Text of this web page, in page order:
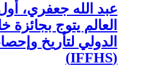
عبد الله جعفري،
العالم يتوج بجائزة
الدولي لتأريخ
(IFFHS)